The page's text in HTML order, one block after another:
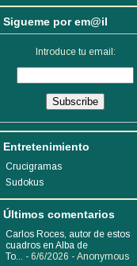
Sigueme por em@il
Introduce tu email:
Entretenimiento
Crucigramas
Sudokus
Últimos comentarios
Carlos Roces, autor de estos
cuadros en Alba de
To... - 6/6/2026 - Anonymous